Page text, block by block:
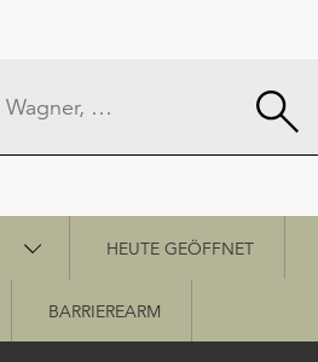
HEUTE GEÖFFNET
BARRIEREARM